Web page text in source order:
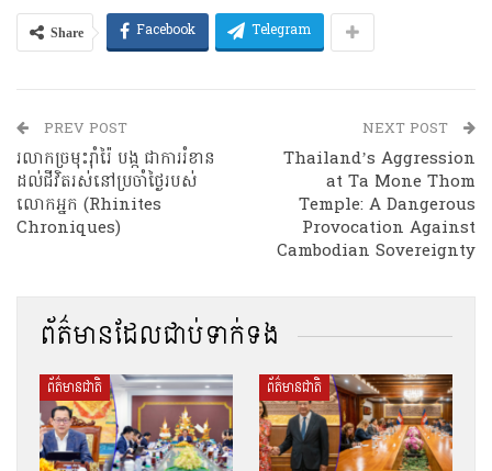
Share Facebook Telegram
PREV POST
រលាកច្រមុះរ៉ាំរ៉ៃ បង្ក ជាការរំខាន
ដល់ជីវិតរស់នៅប្រចាំថ្ងៃរបស់
លោកអ្នក (Rhinites
Chroniques)
NEXT POST
Thailand’s Aggression
at Ta Mone Thom
Temple: A Dangerous
Provocation Against
Cambodian Sovereignty
ព័ត៌មានដែលជាប់ទាក់ទង
ព័ត៌មានជាតិ ព័ត៌មានជាតិ